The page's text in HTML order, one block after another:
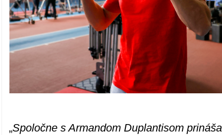
„Spoločne s Armandom Duplantisom